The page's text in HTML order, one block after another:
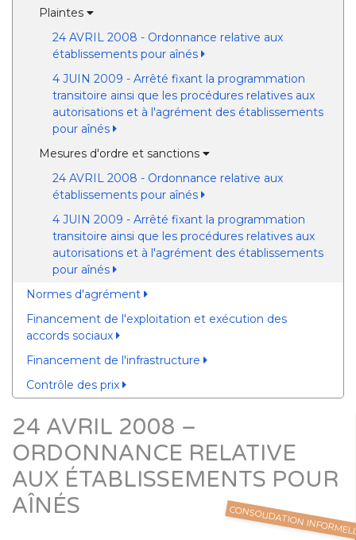
Plaintes
24 AVRIL 2008 - Ordonnance relative aux
établissements pour aînés
4 JUIN 2009 - Arrêté fixant la programmation
transitoire ainsi que les procédures relatives aux
autorisations et à l'agrément des établissements
pour aînés
Mesures d'ordre et sanctions
24 AVRIL 2008 - Ordonnance relative aux
établissements pour aînés
4 JUIN 2009 - Arrêté fixant la programmation
transitoire ainsi que les procédures relatives aux
autorisations et à l'agrément des établissements
pour aînés
Normes d'agrément
Financement de l'exploitation et exécution des
accords sociaux
Financement de l'infrastructure
Contrôle des prix
24 AVRIL 2008 –
ORDONNANCE RELATIVE
AUX ÉTABLISSEMENTS POUR
AÎNÉS
CONSOLIDATION